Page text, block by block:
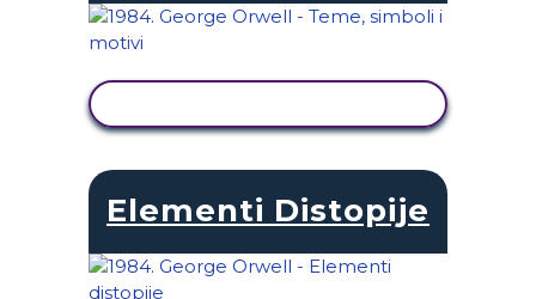
Elementi Distopije